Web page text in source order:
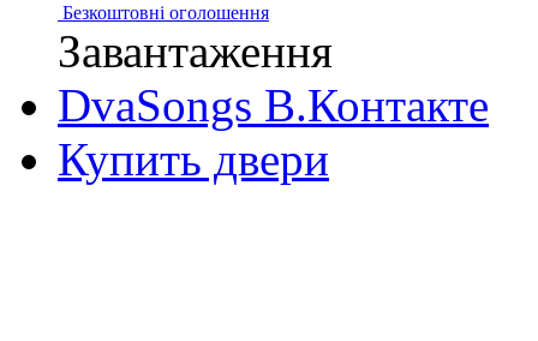
Безкоштовні оголошення
Завантаження
DvaSongs В.Контакте
Купить двери